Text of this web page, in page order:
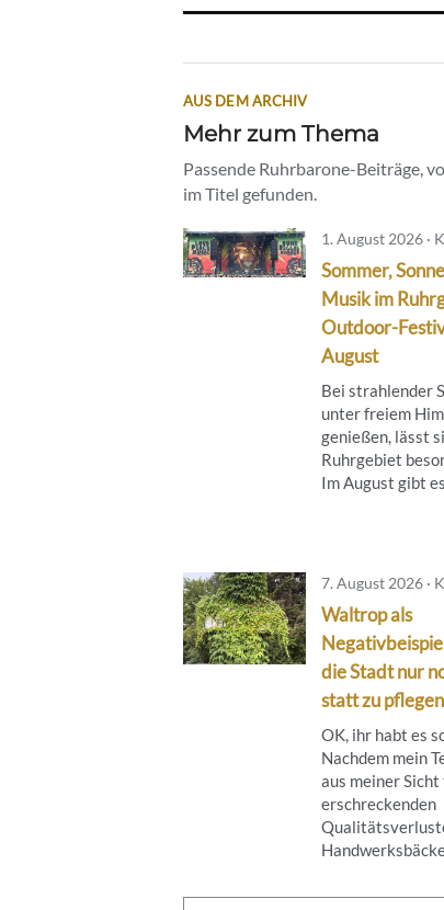
AUS DEM ARCHIV
Mehr zum Thema
Passende Ruhrbarone-Beiträge,
im Titel gefunden.
1. August 2026 ·
Sommer,
Musik im
Outdoor-
August
Bei strahlender
unter freiem
genießen, lässt
Ruhrgebiet
Im August gibt es
7. August 2026 ·
Waltrop als
die Stadt nur
statt zu pflegen
OK, ihr habt es
Nachdem mein
aus meiner
erschreckenden